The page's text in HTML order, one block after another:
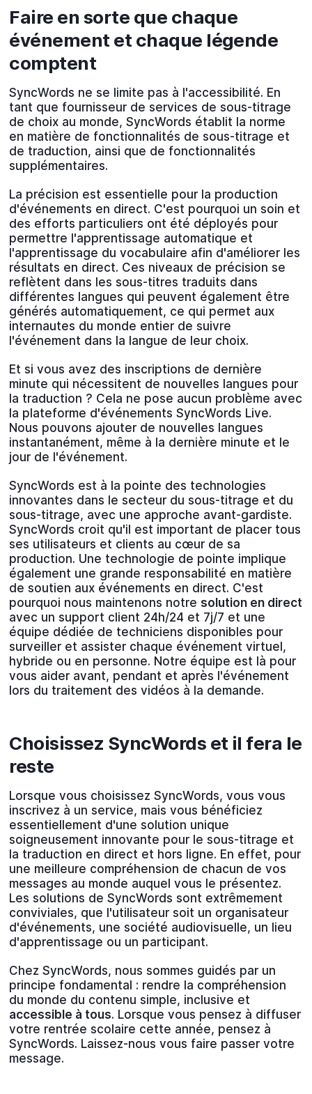
Faire en sorte que chaque
événement et chaque légende
comptent
SyncWords ne se limite pas à l'accessibilité. En
tant que fournisseur de services de sous-titrage
de choix au monde, SyncWords établit la norme
en matière de fonctionnalités de sous-titrage et
de traduction, ainsi que de fonctionnalités
supplémentaires.
La précision est essentielle pour la production
d'événements en direct. C'est pourquoi un soin et
des efforts particuliers ont été déployés pour
permettre l'apprentissage automatique et
l'apprentissage du vocabulaire afin d'améliorer les
résultats en direct. Ces niveaux de précision se
reflètent dans les sous-titres traduits dans
différentes langues qui peuvent également être
générés automatiquement, ce qui permet aux
internautes du monde entier de suivre
l'événement dans la langue de leur choix.
Et si vous avez des inscriptions de dernière
minute qui nécessitent de nouvelles langues pour
la traduction ? Cela ne pose aucun problème avec
la plateforme d'événements SyncWords Live.
Nous pouvons ajouter de nouvelles langues
instantanément, même à la dernière minute et le
jour de l'événement.
SyncWords est à la pointe des technologies
innovantes dans le secteur du sous-titrage et du
sous-titrage, avec une approche avant-gardiste.
SyncWords croit qu'il est important de placer tous
ses utilisateurs et clients au cœur de sa
production. Une technologie de pointe implique
également une grande responsabilité en matière
de soutien aux événements en direct. C'est
pourquoi nous maintenons notre solution en direct
avec un support client 24h/24 et 7j/7 et une
équipe dédiée de techniciens disponibles pour
surveiller et assister chaque événement virtuel,
hybride ou en personne. Notre équipe est là pour
vous aider avant, pendant et après l'événement
lors du traitement des vidéos à la demande.
Choisissez SyncWords et il fera le
reste
Lorsque vous choisissez SyncWords, vous vous
inscrivez à un service, mais vous bénéficiez
essentiellement d'une solution unique
soigneusement innovante pour le sous-titrage et
la traduction en direct et hors ligne. En effet, pour
une meilleure compréhension de chacun de vos
messages au monde auquel vous le présentez.
Les solutions de SyncWords sont extrêmement
conviviales, que l'utilisateur soit un organisateur
d'événements, une société audiovisuelle, un lieu
d'apprentissage ou un participant.
Chez SyncWords, nous sommes guidés par un
principe fondamental : rendre la compréhension
du monde du contenu simple, inclusive et
accessible à tous. Lorsque vous pensez à diffuser
votre rentrée scolaire cette année, pensez à
SyncWords. Laissez-nous vous faire passer votre
message.